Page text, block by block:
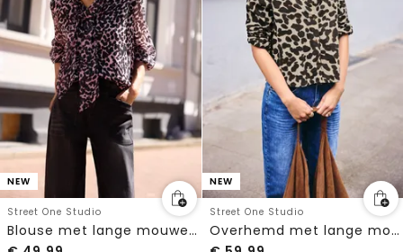
NEW
Street One Studio
Blouse met lange mouwen van chiffon met strik
NEW
Street One Studio
Overhemd met lange mouwen van corduroy met print